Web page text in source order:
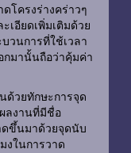
โครงร่างคร่าวๆ
เอียดเพิ่มเติมด้วย
วนการที่ใช้เวลา
กมานั้นถือว่าคุ้มค่า
ด้วยทักษะการจุด
ลงานที่มีชื่อ
ขึ้นมาด้วยจุดนับ
งในการวาด